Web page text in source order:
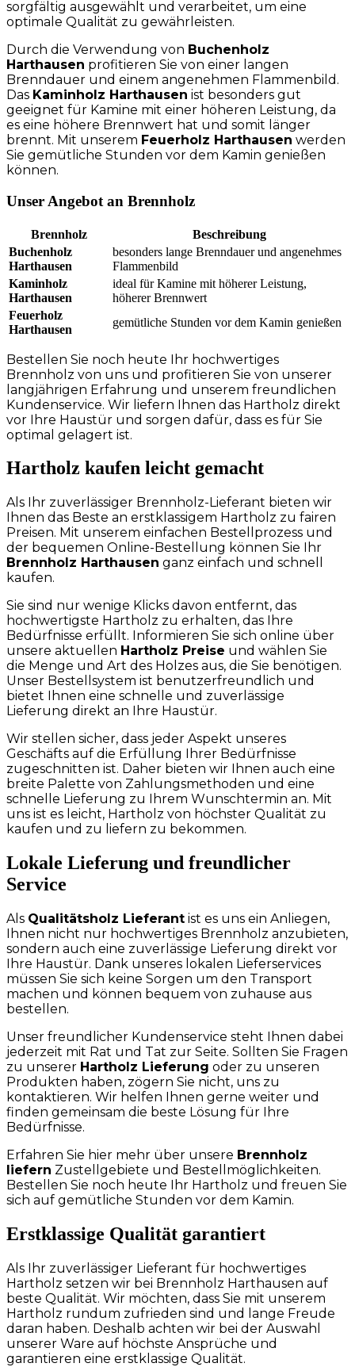
sorgfältig ausgewählt und verarbeitet, um eine
optimale Qualität zu gewährleisten.
Durch die Verwendung von Buchenholz
Harthausen profitieren Sie von einer langen
Brenndauer und einem angenehmen Flammenbild.
Das Kaminholz Harthausen ist besonders gut
geeignet für Kamine mit einer höheren Leistung, da
es eine höhere Brennwert hat und somit länger
brennt. Mit unserem Feuerholz Harthausen werden
Sie gemütliche Stunden vor dem Kamin genießen
können.
Unser Angebot an Brennholz
Brennholz
Beschreibung
Buchenholz
Harthausen
besonders lange Brenndauer und angenehmes
Flammenbild
Kaminholz
Harthausen
ideal für Kamine mit höherer Leistung,
höherer Brennwert
Feuerholz
Harthausen
gemütliche Stunden vor dem Kamin genießen
Bestellen Sie noch heute Ihr hochwertiges
Brennholz von uns und profitieren Sie von unserer
langjährigen Erfahrung und unserem freundlichen
Kundenservice. Wir liefern Ihnen das Hartholz direkt
vor Ihre Haustür und sorgen dafür, dass es für Sie
optimal gelagert ist.
Hartholz kaufen leicht gemacht
Als Ihr zuverlässiger Brennholz-Lieferant bieten wir
Ihnen das Beste an erstklassigem Hartholz zu fairen
Preisen. Mit unserem einfachen Bestellprozess und
der bequemen Online-Bestellung können Sie Ihr
Brennholz Harthausen ganz einfach und schnell
kaufen.
Sie sind nur wenige Klicks davon entfernt, das
hochwertigste Hartholz zu erhalten, das Ihre
Bedürfnisse erfüllt. Informieren Sie sich online über
unsere aktuellen Hartholz Preise und wählen Sie
die Menge und Art des Holzes aus, die Sie benötigen.
Unser Bestellsystem ist benutzerfreundlich und
bietet Ihnen eine schnelle und zuverlässige
Lieferung direkt an Ihre Haustür.
Wir stellen sicher, dass jeder Aspekt unseres
Geschäfts auf die Erfüllung Ihrer Bedürfnisse
zugeschnitten ist. Daher bieten wir Ihnen auch eine
breite Palette von Zahlungsmethoden und eine
schnelle Lieferung zu Ihrem Wunschtermin an. Mit
uns ist es leicht, Hartholz von höchster Qualität zu
kaufen und zu liefern zu bekommen.
Lokale Lieferung und freundlicher
Service
Als Qualitätsholz Lieferant ist es uns ein Anliegen,
Ihnen nicht nur hochwertiges Brennholz anzubieten,
sondern auch eine zuverlässige Lieferung direkt vor
Ihre Haustür. Dank unseres lokalen Lieferservices
müssen Sie sich keine Sorgen um den Transport
machen und können bequem von zuhause aus
bestellen.
Unser freundlicher Kundenservice steht Ihnen dabei
jederzeit mit Rat und Tat zur Seite. Sollten Sie Fragen
zu unserer Hartholz Lieferung oder zu unseren
Produkten haben, zögern Sie nicht, uns zu
kontaktieren. Wir helfen Ihnen gerne weiter und
finden gemeinsam die beste Lösung für Ihre
Bedürfnisse.
Erfahren Sie hier mehr über unsere Brennholz
liefern Zustellgebiete und Bestellmöglichkeiten.
Bestellen Sie noch heute Ihr Hartholz und freuen Sie
sich auf gemütliche Stunden vor dem Kamin.
Erstklassige Qualität garantiert
Als Ihr zuverlässiger Lieferant für hochwertiges
Hartholz setzen wir bei Brennholz Harthausen auf
beste Qualität. Wir möchten, dass Sie mit unserem
Hartholz rundum zufrieden sind und lange Freude
daran haben. Deshalb achten wir bei der Auswahl
unserer Ware auf höchste Ansprüche und
garantieren eine erstklassige Qualität.